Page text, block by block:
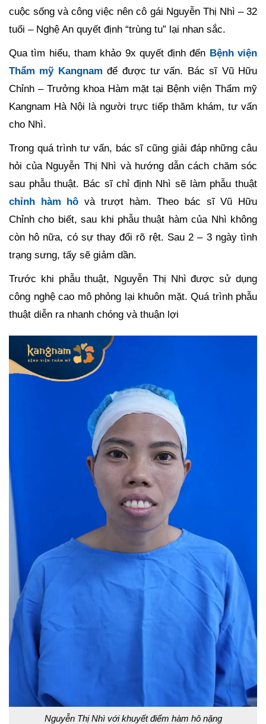
cuộc sống và công việc nên cô gái Nguyễn Thị Nhì – 32
tuổi – Nghệ An quyết định “trùng tu” lại nhan sắc.
Qua tìm hiểu, tham khảo 9x quyết định đến Bệnh viện
Thẩm mỹ Kangnam để được tư vấn. Bác sĩ Vũ Hữu
Chỉnh – Trưởng khoa Hàm mặt tại Bệnh viện Thẩm mỹ
Kangnam Hà Nội là người trực tiếp thăm khám, tư vấn
cho Nhì.
Trong quá trình tư vấn, bác sĩ cũng giải đáp những câu
hỏi của Nguyễn Thị Nhì và hướng dẫn cách chăm sóc
sau phẫu thuật. Bác sĩ chỉ định Nhì sẽ làm phẫu thuật
chỉnh hàm hô và trượt hàm. Theo bác sĩ Vũ Hữu
Chỉnh cho biết, sau khi phẫu thuật hàm của Nhì không
còn hô nữa, có sự thay đổi rõ rệt. Sau 2 – 3 ngày tình
trạng sưng, tấy sẽ giảm dần.
Trước khi phẫu thuật, Nguyễn Thị Nhì được sử dụng
công nghệ cao mô phỏng lại khuôn mặt. Quá trình phẫu
thuật diễn ra nhanh chóng và thuận lợi
Nguyễn Thị Nhì với khuyết điểm hàm hô nặng